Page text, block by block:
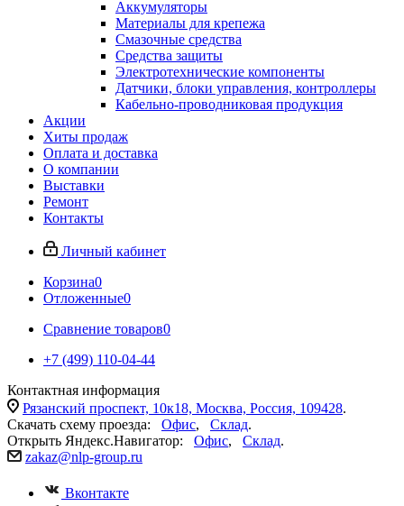
Аккумуляторы
Материалы для крепежа
Смазочные средства
Средства защиты
Электротехнические компоненты
Датчики, блоки управления, контроллеры
Кабельно-проводниковая продукция
Акции
Хиты продаж
Оплата и доставка
О компании
Выставки
Ремонт
Контакты
Личный кабинет
Корзина0
Отложенные0
Сравнение товаров0
+7 (499) 110-04-44
Контактная информация
Рязанский проспект, 10к18, Москва, Россия, 109428.
Скачать схему проезда: Офис, Склад.
Открыть Яндекс.Навигатор: Офис, Склад.
zakaz@nlp-group.ru
Вконтакте